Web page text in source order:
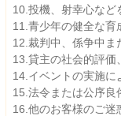
10.投機、射幸心など
11.青少年の健全な育
12.裁判中、係争中ま
13.貸主の社会的評価
14.イベントの実施に
15.法令または公序良
16.他のお客様のご迷